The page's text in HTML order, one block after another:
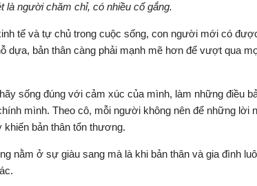
là người chăm chỉ, có nhiều cố gắng.
tế và tự chủ trong cuộc sống, con người mới có
bản thân càng phải mạnh mẽ hơn để vượt qua
sống đúng với cảm xúc của mình, làm những điều
mình. Theo cô, mỗi người không nên để những lời
bản thân tổn thương.
nằm ở sự giàu sang mà là khi bản thân và gia đình